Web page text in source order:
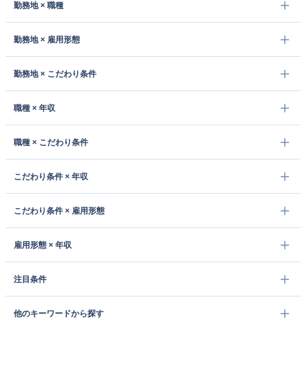
勤務地 × 職種
勤務地 × 雇用形態
勤務地 × こだわり条件
職種 × 年収
職種 × こだわり条件
こだわり条件 × 年収
こだわり条件 × 雇用形態
雇用形態 × 年収
注目条件
他のキーワードから探す